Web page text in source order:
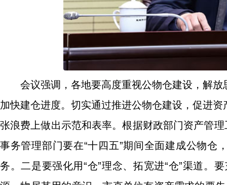
会议强调，各地要高度重视公物仓建设，解
加快建仓进度。切实通过推进公物仓建设，促进
张浪费上做出示范和表率。根据财政部门资产管
事务管理部门要在“十四五”期间全面建成公物
务。二是要强化用“仓”理念、拓宽进“仓”渠道。